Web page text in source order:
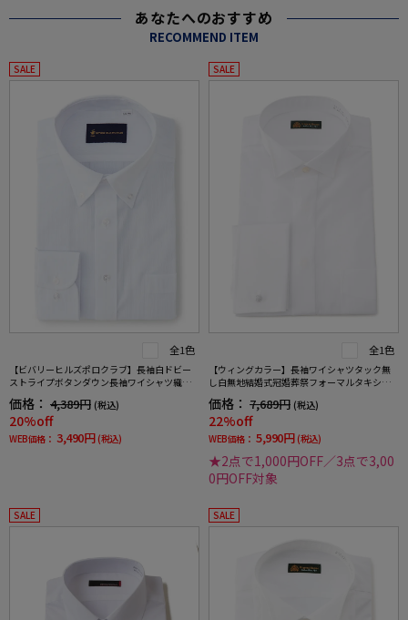
あなたへのおすすめ
RECOMMEND ITEM
SALE
全1色
【ビバリーヒルズポロクラブ】長袖白ドビー
ストライプボタンダウン長袖ワイシャツ織柄
無地形態安定ワイシャツ通年
価格： 4,389円 (税込)
20%off
WEB価格： 3,490円 (税込)
SALE
全1色
【ウィングカラー】長袖ワイシャツタック無
し白無地結婚式冠婚葬祭フォーマルタキシー
ドモーニング正礼装蝶ネクタイ向け
価格： 7,689円 (税込)
22%off
WEB価格： 5,990円 (税込)
★2点で1,000円OFF／3点で3,00
0円OFF対象
SALE SALE